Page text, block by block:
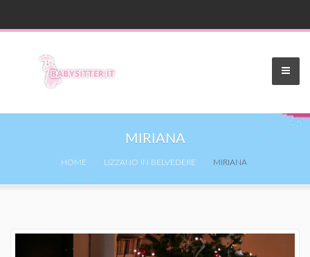
MIRIANA
HOME LIZZANO IN BELVEDERE MIRIANA